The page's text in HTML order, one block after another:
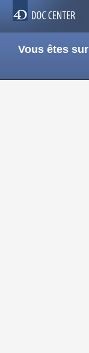
Vous êtes